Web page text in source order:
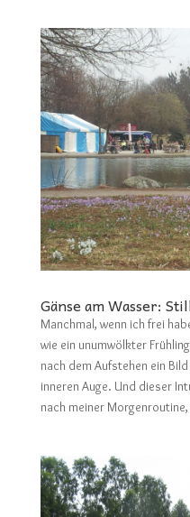
Gänse am Wasser:
Manchmal, wenn ich frei
wie ein unumwölkter
nach dem Aufstehen ein
inneren Auge. Und dieser
nach meiner